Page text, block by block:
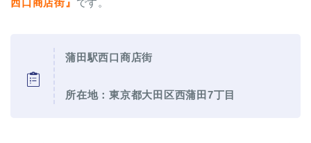
西口商店街』 です。
蒲田駅西口商店街
所在地：東京都大田区西蒲田7丁目